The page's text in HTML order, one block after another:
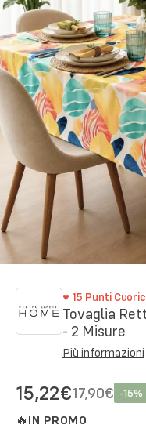
♥ 15 Punti
Tovaglia
- 2 Misure
Più informazioni
15,22€17,90€ -15%
🔥 IN PROMO